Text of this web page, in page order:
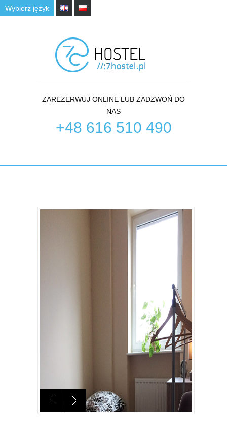
Wybierz język
ZAREZERWUJ ONLINE LUB ZADZWOŃ DO
NAS
+48 616 510 490